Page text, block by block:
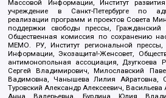
Массовой Информации, Институт
учреждение в Санкт-Петербурге по
реализации программ и проектов Совета
поддержки свободы прессы,
Общественная комиссия по сохранению
МЕМО. РУ, Институт региональной прессы,
Информации, Экозащита!-Женсовет,
антимонопольная ассоциация, Дзугкоева
Сергей Владимирович, Милославский
Вадимовна, Чанышева Лилия Айратовна,
Туровский Александр Алексеевич, Васильева
Анна Валерьевна, Бурдина Юлия